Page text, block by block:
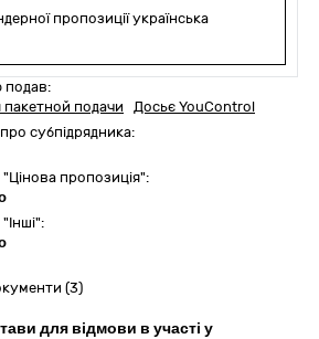
пропозиції українська
подав:
пакетной подачи
Досьє YouControl
субпідрядника:
пропозиція":
(3)
для відмови в участі у